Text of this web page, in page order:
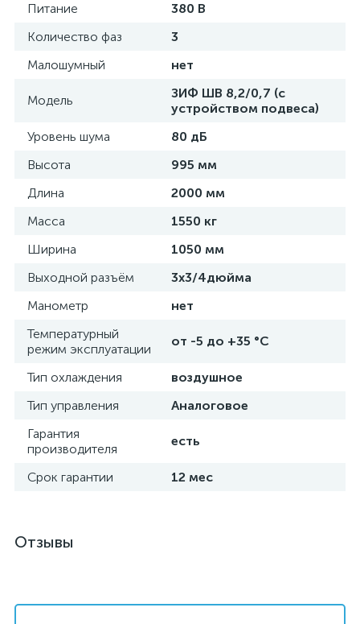
Питание
380 В
Количество фаз
3
Малошумный
нет
Модель
ЗИФ ШВ 8,2/0,7 (с
устройством подвеса)
Уровень шума
80 дБ
Высота
995 мм
Длина
2000 мм
Масса
1550 кг
Ширина
1050 мм
Выходной разъём
3х3/4дюйма
Манометр
нет
Температурный
режим эксплуатации
от -5 до +35 °C
Тип охлаждения
воздушное
Тип управления
Аналоговое
Гарантия
производителя
есть
Срок гарантии 12 мес
Отзывы